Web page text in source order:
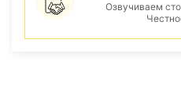
Озвучиваем